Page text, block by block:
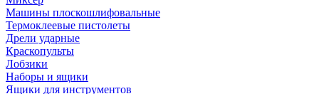
Машины плоскошлифовальные
Термоклеевые пистолеты
Дрели ударные
Краскопульты
Лобзики
Наборы и ящики
Ящики для инструментов